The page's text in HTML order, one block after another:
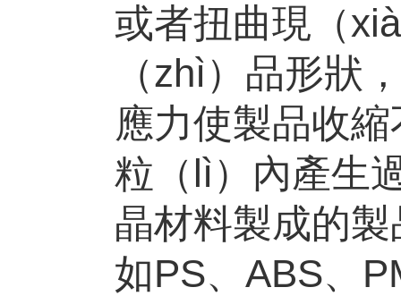
或者扭曲現（
（zhì）品形狀
應力使製品收
粒（lì）內產生
晶材料製成的
如PS、 ABS、